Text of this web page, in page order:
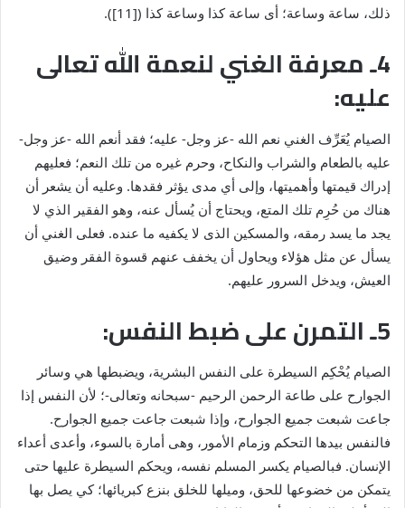
ذلك، ساعة وساعة؛ أى ساعة كذا وساعة كذا ([11]).
4ـ معرفة الغني لنعمة الله تعالى
عليه:
الصيام يُعَرِّف الغني نعم الله -عز وجل- عليه؛ فقد أنعم الله -عز وجل-
عليه بالطعام والشراب والنكاح، وحرم غيره من تلك النعم؛ فعليهم
إدراك قيمتها وأهميتها، وإلى أي مدى يؤثر فقدها. وعليه أن يشعر أن
هناك من حُرِم تلك المتع، ويحتاج أن يُسأل عنه، وهو الفقير الذي لا
يجد ما يسد رمقه، والمسكين الذى لا يكفيه ما عنده. فعلى الغني أن
يسأل عن مثل هؤلاء ويحاول أن يخفف عنهم قسوة الفقر وضيق
العيش، ويدخل السرور عليهم.
5ـ التمرن على ضبط النفس:
الصيام يُحْكِم السيطرة على النفس البشرية، ويضبطها هي وسائر
الجوارح على طاعة الرحمن الرحيم -سبحانه وتعالى-؛ لأن النفس إذا
جاعت شبعت جميع الجوارح، وإذا شبعت جاعت جميع الجوارح.
فالنفس بيدها التحكم وزمام الأمور، وهى أمارة بالسوء، وأعدى أعداء
الإنسان. فبالصيام يكسر المسلم نفسه، ويحكم السيطرة عليها حتى
يتمكن من خضوعها للحق، وميلها للخلق بنزع كبريائها؛ كي يصل بها